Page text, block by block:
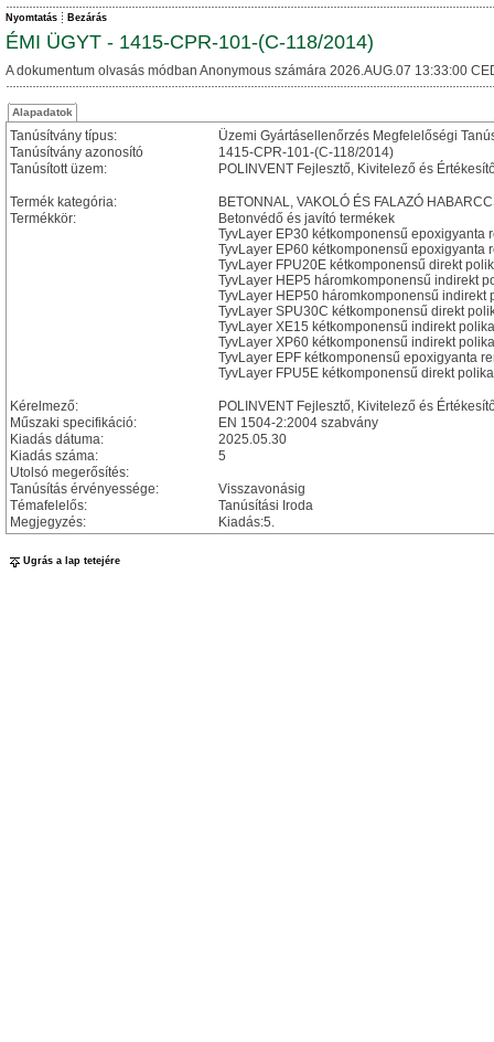
Nyomtatás Bezárás
ÉMI ÜGYT - 1415-CPR-101-(C-118/2014)
A dokumentum olvasás módban Anonymous számára 2026.AUG.07 13:33:00
Alapadatok
Tanúsítvány típus:
Üzemi Gyártásellenőrzés Megfelelőségi
Tanúsítvány azonosító
1415-CPR-101-(C-118/2014)
Tanúsított üzem:
POLINVENT Fejlesztő, Kivitelező és
Termék kategória:
BETONNAL, VAKOLÓ ÉS FALAZÓ
Termékkör:
Betonvédő és javító termékek
TyvLayer EP30 kétkomponensű epoxigyanta
TyvLayer EP60 kétkomponensű epoxigyanta
TyvLayer FPU20E kétkomponensű direkt
TyvLayer HEP5 háromkomponensű indirekt
TyvLayer HEP50 háromkomponensű
TyvLayer SPU30C kétkomponensű direkt
TyvLayer XE15 kétkomponensű indirekt
TyvLayer XP60 kétkomponensű indirekt
TyvLayer EPF kétkomponensű epoxigyanta
TyvLayer FPU5E kétkomponensű direkt
Kérelmező:
POLINVENT Fejlesztő, Kivitelező és
Műszaki specifikáció:
EN 1504-2:2004 szabvány
Kiadás dátuma:
2025.05.30
Kiadás száma:
5
Utolsó megerősítés:
Tanúsítás érvényessége:
Visszavonásig
Témafelelős:
Tanúsítási Iroda
Megjegyzés:
Kiadás:5.
Ugrás a lap tetejére